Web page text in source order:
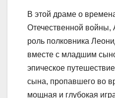
В этой драме о
Отечественной войны,
роль полковника
вместе с младшим
эпическое
сына, пропавшего во
мощная и глубокая